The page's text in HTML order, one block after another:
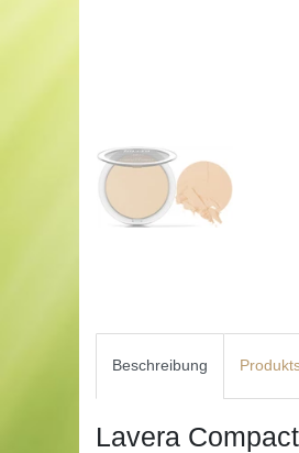
Beschreibung
Lavera